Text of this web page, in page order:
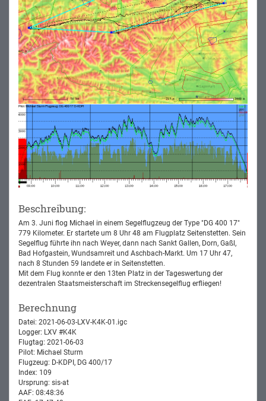
Beschreibung:
Am 3. Juni flog Michael in einem Segelflugzeug der Type "DG 400 17"
779 Kilometer. Er startete um 8 Uhr 48 am Flugplatz Seitenstetten. Sein
Segelflug führte ihn nach Weyer, dann nach Sankt Gallen, Dorn, Gaßl,
Bad Hofgastein, Wundsamreit und Aschbach-Markt. Um 17 Uhr 47,
nach 8 Stunden 59 landete er in Seitenstetten.
Mit dem Flug konnte er den 13ten Platz in der Tageswertung der
dezentralen Staatsmeisterschaft im Streckensegelflug erfliegen!
Berechnung
Datei: 2021-06-03-LXV-K4K-01.igc
Logger: LXV #K4K
Flugtag: 2021-06-03
Pilot: Michael Sturm
Flugzeug: D-KDPI, DG 400/17
Index: 109
Ursprung: sis-at
AAF: 08:48:36